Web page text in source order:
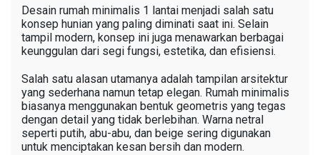
Desain rumah minimalis 1 lantai menjadi salah satu
konsep hunian yang paling diminati saat ini. Selain
tampil modern, konsep ini juga menawarkan berbagai
keunggulan dari segi fungsi, estetika, dan efisiensi.
Salah satu alasan utamanya adalah tampilan arsitektur
yang sederhana namun tetap elegan. Rumah minimalis
biasanya menggunakan bentuk geometris yang tegas
dengan detail yang tidak berlebihan. Warna netral
seperti putih, abu-abu, dan beige sering digunakan
untuk menciptakan kesan bersih dan modern.